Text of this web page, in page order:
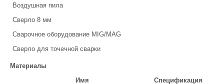
Воздушная пила
Сверло 8 мм
Сварочное оборудование MIG/MAG
Сверло для точечной сварки
Материалы
Имя
Спецификация